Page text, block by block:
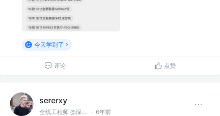
今天学到了
评论 点赞
sererxy
全线工程师 @深圳某公司 · 6年前